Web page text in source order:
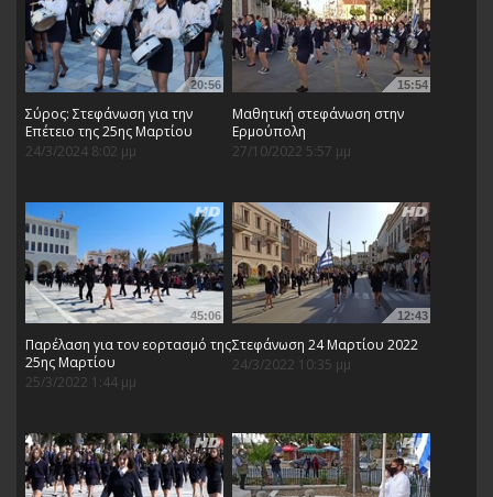
20:56
Σύρος: Στεφάνωση για την
Επέτειο της 25ης Μαρτίου
24/3/2024 8:02 μμ
15:54
Μαθητική στεφάνωση στην
Ερμούπολη
27/10/2022 5:57 μμ
45:06
Παρέλαση για τον εορτασμό της
25ης Μαρτίου
25/3/2022 1:44 μμ
12:43
Στεφάνωση 24 Μαρτίου 2022
24/3/2022 10:35 μμ